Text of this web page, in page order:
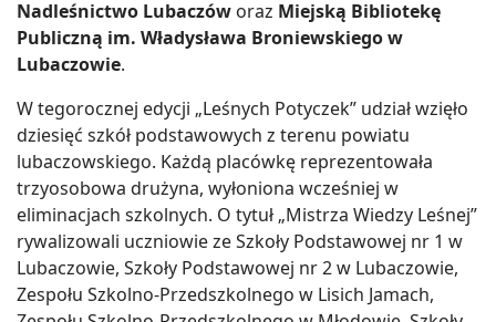
Nadleśnictwo Lubaczów oraz Miejską Bibliotekę
Publiczną im. Władysława Broniewskiego w
Lubaczowie.
W tegorocznej edycji „Leśnych Potyczek” udział wzięło
dziesięć szkół podstawowych z terenu powiatu
lubaczowskiego. Każdą placówkę reprezentowała
trzyosobowa drużyna, wyłoniona wcześniej w
eliminacjach szkolnych. O tytuł „Mistrza Wiedzy Leśnej”
rywalizowali uczniowie ze Szkoły Podstawowej nr 1 w
Lubaczowie, Szkoły Podstawowej nr 2 w Lubaczowie,
Zespołu Szkolno-Przedszkolnego w Lisich Jamach,